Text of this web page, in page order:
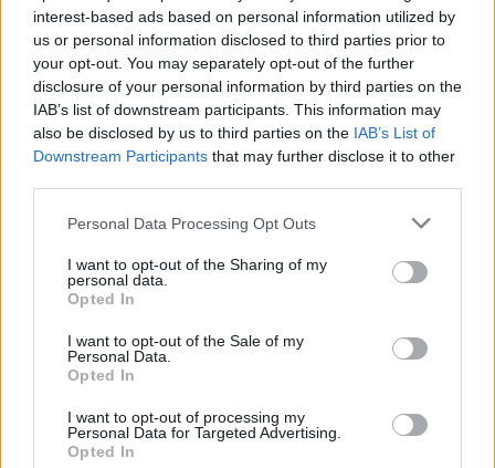
interest-based ads based on personal information utilized by
us or personal information disclosed to third parties prior to
your opt-out. You may separately opt-out of the further
disclosure of your personal information by third parties on the
IAB’s list of downstream participants. This information may
also be disclosed by us to third parties on the IAB’s List of
Downstream Participants that may further disclose it to other
Personal Data Processing Opt Outs
I want to opt-out of the Sharing of my
personal data.
Opted In
I want to opt-out of the Sale of my
Personal Data.
Opted In
I want to opt-out of processing my
Personal Data for Targeted Advertising.
Opted In
Ακολουθήστε το Pink.gr στοGoogle Newsκαι
μάθετε πρώτοιτα πιο hot νέα.
Ακολουθήστε το Pink.gr και στο
Instagram